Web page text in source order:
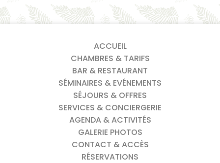
ACCUEIL
CHAMBRES & TARIFS
BAR & RESTAURANT
SÉMINAIRES & EVÉNEMENTS
SÉJOURS & OFFRES
SERVICES & CONCIERGERIE
AGENDA & ACTIVITÉS
GALERIE PHOTOS
CONTACT & ACCÈS
RÉSERVATIONS